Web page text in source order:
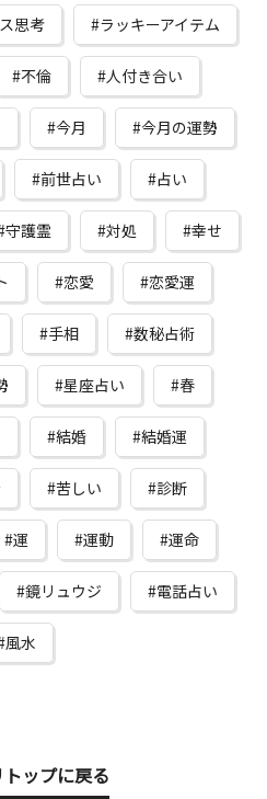
思考 ラッキーアイテム
不倫 人付き合い
今月 今月の運勢
前世占い 占い
守護霊 対処 幸せ
恋愛 恋愛運
手相 数秘占術
星座占い 春
結婚 結婚運
苦しい 診断
運 運動 運命
鏡リュウジ 電話占い
風水
ップに戻る